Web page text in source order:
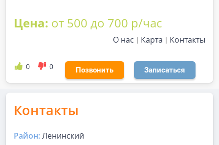
Цена: от 500 до 700 р/час
О нас Карта Контакты
0 0 Позвонить Записаться
Контакты
Район:Ленинский